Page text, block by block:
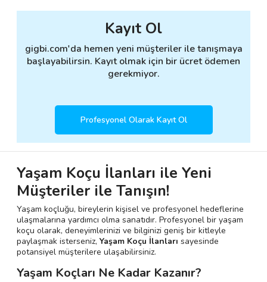
Kayıt Ol
gigbi.com'da hemen yeni müşteriler ile tanışmaya
başlayabilirsin. Kayıt olmak için bir ücret ödemen
gerekmiyor.
Profesyonel Olarak Kayıt Ol
Yaşam Koçu İlanları ile Yeni
Müşteriler ile Tanışın!
Yaşam koçluğu, bireylerin kişisel ve profesyonel hedeflerine
ulaşmalarına yardımcı olma sanatıdır. Profesyonel bir yaşam
koçu olarak, deneyimlerinizi ve bilginizi geniş bir kitleyle
paylaşmak isterseniz, Yaşam Koçu İlanları sayesinde
potansiyel müşterilere ulaşabilirsiniz.
Yaşam Koçları Ne Kadar Kazanır?